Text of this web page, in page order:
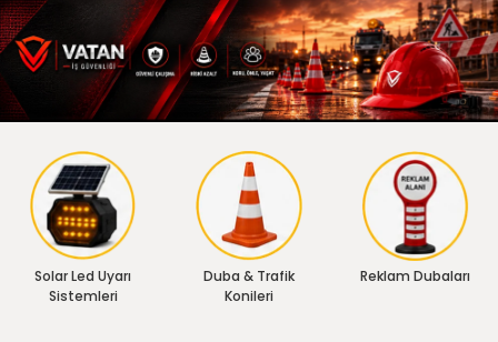
Solar Led Uyarı
Sistemleri
Duba & Trafik
Konileri
Reklam Dubaları